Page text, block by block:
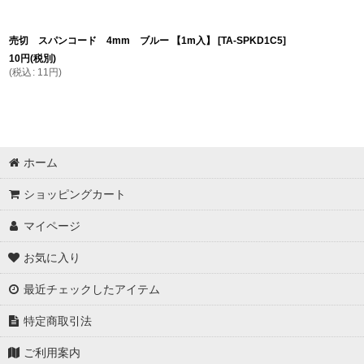
売切 スパンコード 4mm ブルー 【1m入】 [TA-SPKD1C5]
10円(税別)
(税込 : 11 円)
ホーム
ショッピングカート
マイページ
お気に入り
最近チェックしたアイテム
特定商取引法
ご利用案内